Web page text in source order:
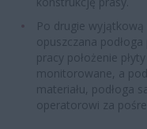
Po drugie
opuszczana
pracy położenie
monitorowane, a
materiału, podłoga
operatorowi za